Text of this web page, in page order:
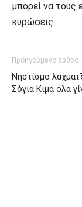
μπορεί να τους
κυρώσεις.
Προηγούμενο άρθρο
Νηστίσμο
Σόγια Κιμά όλα